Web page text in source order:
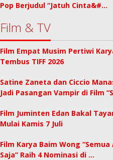
Pop Berjudul “Jatuh Cinta&#…
Film & TV
Film Empat Musim Pertiwi
Tembus TIFF 2026
Satine Zaneta dan Ciccio
Jadi Pasangan Vampir di Film
Film Juminten Edan Bakal
Mulai Kamis 7 Juli
Film Karya Baim Wong
Saja” Raih 4 Nominasi di …